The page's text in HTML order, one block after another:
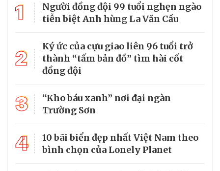
1
Người đồng đội 99 tuổi nghẹn ngào
tiễn biệt Anh hùng La Văn Cầu
2
Ký ức của cựu giao liên 96 tuổi trở
thành “tấm bản đồ” tìm hài cốt
đồng đội
3
“Kho báu xanh” nơi đại ngàn
Trường Sơn
4
10 bãi biển đẹp nhất Việt Nam theo
bình chọn của Lonely Planet